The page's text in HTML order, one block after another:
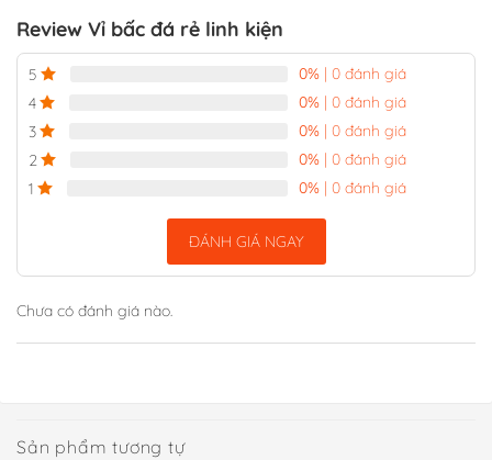
Review Vỉ bấc đá rẻ linh kiện
5 0% | 0 đánh giá
4
0% | 0 đánh giá
3
0% | 0 đánh giá
2
0% | 0 đánh giá
1
0% | 0 đánh giá
ĐÁNH GIÁ NGAY
Chưa có đánh giá nào.
Sản phẩm tương tự